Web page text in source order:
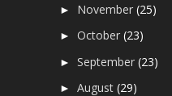
► November(25)
►October(23)
►September(23)
►August(29)